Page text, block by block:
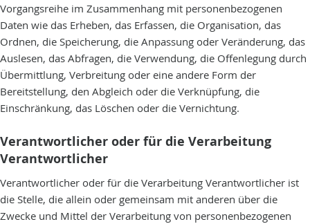
Vorgangsreihe im Zusammenhang mit personenbezogenen
Daten wie das Erheben, das Erfassen, die Organisation, das
Ordnen, die Speicherung, die Anpassung oder Veränderung, das
Auslesen, das Abfragen, die Verwendung, die Offenlegung durch
Übermittlung, Verbreitung oder eine andere Form der
Bereitstellung, den Abgleich oder die Verknüpfung, die
Einschränkung, das Löschen oder die Vernichtung.
Verantwortlicher oder für die Verarbeitung
Verantwortlicher
Verantwortlicher oder für die Verarbeitung Verantwortlicher ist
die Stelle, die allein oder gemeinsam mit anderen über die
Zwecke und Mittel der Verarbeitung von personenbezogenen